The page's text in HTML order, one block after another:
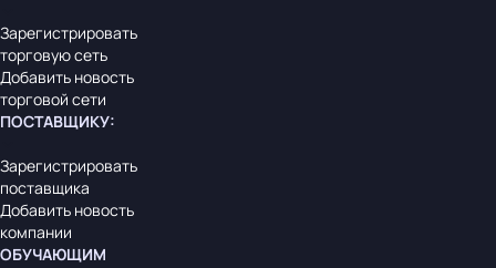
Зарегистрировать
торговую сеть
Добавить новость
торговой сети
ПОСТАВЩИКУ:
Зарегистрировать
поставщика
Добавить новость
компании
ОБУЧАЮЩИМ